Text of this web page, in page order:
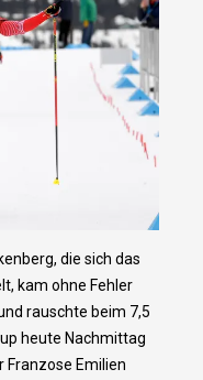
die sich das
kam ohne Fehler
rauschte beim 7,5
heute Nachmittag
Franzose Emilien